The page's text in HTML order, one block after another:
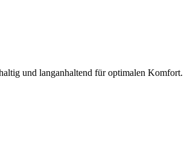
und langanhaltend für optimalen Komfort.